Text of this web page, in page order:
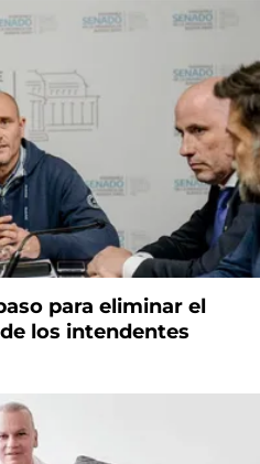
para eliminar el
los intendentes